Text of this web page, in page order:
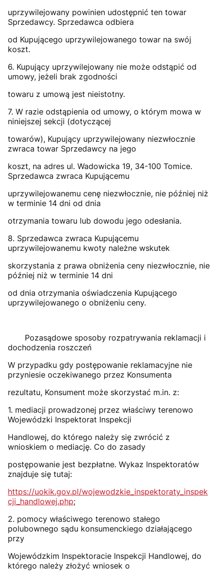
uprzywilejowany powinien udostępnić ten towar
Sprzedawcy. Sprzedawca odbiera
od Kupującego uprzywilejowanego towar na swój
koszt.
6. Kupujący uprzywilejowany nie może odstąpić od
umowy, jeżeli brak zgodności
towaru z umową jest nieistotny.
7. W razie odstąpienia od umowy, o którym mowa w
niniejszej sekcji (dotyczącej
towarów), Kupujący uprzywilejowany niezwłocznie
zwraca towar Sprzedawcy na jego
koszt, na adres ul. Wadowicka 19, 34-100 Tomice.
Sprzedawca zwraca Kupującemu
uprzywilejowanemu cenę niezwłocznie, nie później niż
w terminie 14 dni od dnia
otrzymania towaru lub dowodu jego odesłania.
8. Sprzedawca zwraca Kupującemu
uprzywilejowanemu kwoty należne wskutek
skorzystania z prawa obniżenia ceny niezwłocznie, nie
później niż w terminie 14 dni
od dnia otrzymania oświadczenia Kupującego
uprzywilejowanego o obniżeniu ceny.
Pozasądowe sposoby rozpatrywania reklamacji i
dochodzenia roszczeń
W przypadku gdy postępowanie reklamacyjne nie
przyniesie oczekiwanego przez Konsumenta
rezultatu, Konsument może skorzystać m.in. z:
1. mediacji prowadzonej przez właściwy terenowo
Wojewódzki Inspektorat Inspekcji
Handlowej, do którego należy się zwrócić z
wnioskiem o mediację. Co do zasady
postępowanie jest bezpłatne. Wykaz Inspektoratów
znajduje się tutaj:
https://uokik.gov.pl/wojewodzkie_inspektoraty_inspek
cji_handlowej.php;
2. pomocy właściwego terenowo stałego
polubownego sądu konsumenckiego działającego
przy
Wojewódzkim Inspektoracie Inspekcji Handlowej, do
którego należy złożyć wniosek o